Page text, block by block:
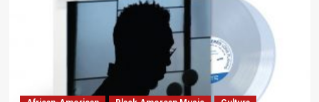
Maurizio
Brunod,
incontri
vertice
per